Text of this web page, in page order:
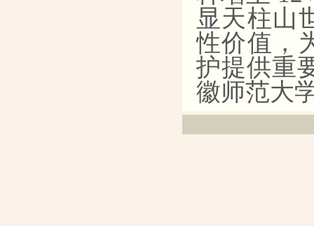
显天柱山
性价值，
护提供重
徽师范大